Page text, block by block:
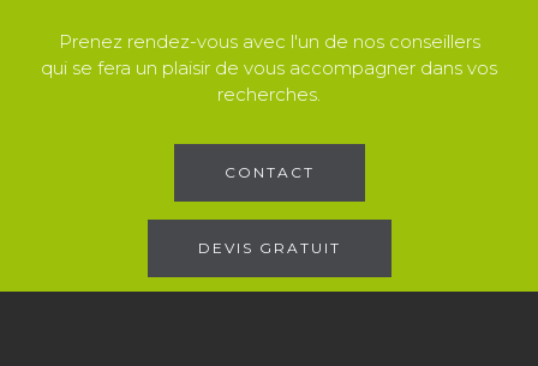
Prenez rendez-vous avec l'un de nos conseillers
qui se fera un plaisir de vous accompagner dans vos
recherches.
CONTACT
DEVIS GRATUIT